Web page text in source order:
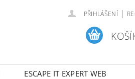
PŘIHLÁŠENÍ |
ESCAPE IT EXPERT WEB